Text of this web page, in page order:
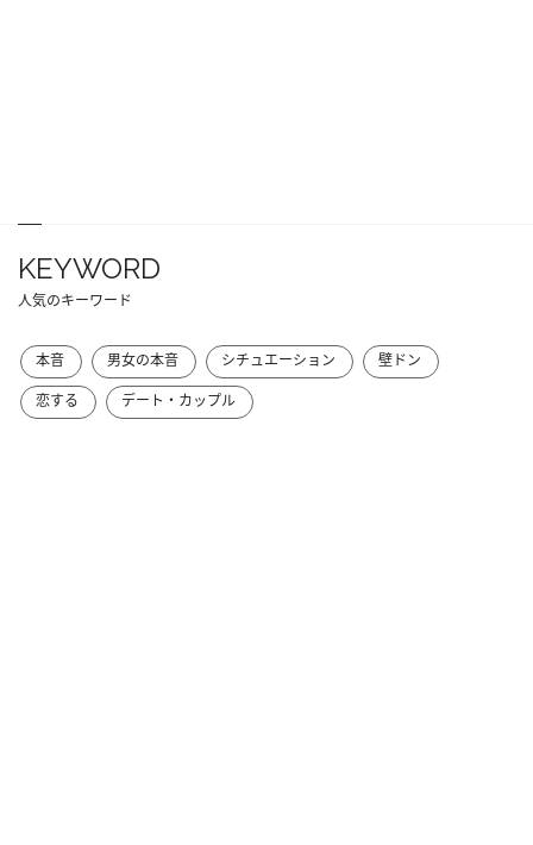
KEYWORD
人気のキーワード
本音 男女の本音 シチュエーション
壁ドン
恋する
デート・カップル